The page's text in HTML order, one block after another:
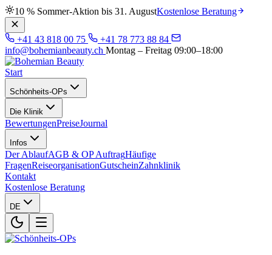
10 % Sommer-Aktion bis 31. AugustKostenlose Beratung
+41 43 818 00 75
+41 78 773 88 84
info@bohemianbeauty.ch Montag – Freitag 09:00–18:00
Start
Schönheits-OPs
Die Klinik
BewertungenPreiseJournal
Infos
Der AblaufAGB & OP AuftragHäufige
FragenReiseorganisationGutscheinZahnklinik
Kontakt
Kostenlose Beratung
DE